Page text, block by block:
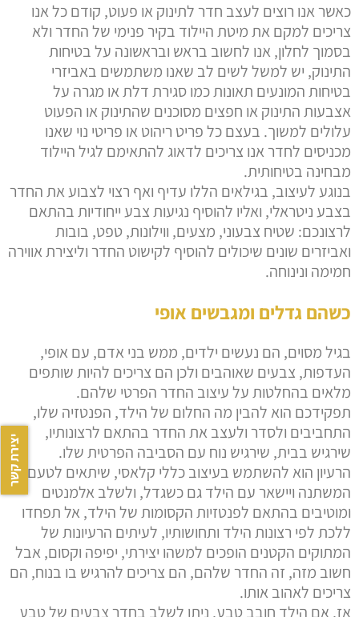
כאשר אנו רוצים לעצב חדר לתינוק או פעוט, קודם כל אנו
צריכים למקם את מיטת היילוד בקיר פנימי של החדר ולא
בסמוך לחלון, אנו לחשוב בראש ובראשונה על בטיחות
התינוק, יש למשל לשים לב שאנו משתמשים באביזרי
בטיחות המונעים תאונות כמו סגירת דלת או מגרה על
אצבעות התינוק או חפצים מסוכנים שהתינוק או הפעוט
עלולים למשוך. בעצם כל פריט ריהוט או פריטי נוי שאנו
מכניסים לחדר אנו צריכים לדאוג להתאימם לגיל היילוד
מבחינה בטיחותית.
בנוגע לעיצוב, בגילאים הללו עדיף ואף רצוי לצבוע את החדר
בצבע ניטראלי, ואליו להוסיף נגיעות צבע ייחודיות בהתאם
לרצונכם: שטיח צבעוני, מצעים, ווילונות, טפט, בובות
ואביזרים שונים שיכולים להוסיף לקישוט החדר וליצירת אווירה
חמימה ונינוחה.
כשהם גדלים ומגבשים אופי
בגיל מסוים, הם נעשים ילדים, ממש בני אדם, עם אופי,
העדפות, צבעים שאוהבים ולכן הם צריכים להיות שותפים
מלאים בהחלטות על עיצוב החדר הפרטי שלהם.
תפקידכם הוא להבין מה החלום של הילד, הפנטזיה שלו,
התחביבים ולסדר ולעצב את החדר בהתאם לרצונותיו,
שירגיש בבית, שירגיש נוח עם הסביבה הפרטית שלו.
הרעיון הוא להשתמש בעיצוב כללי קלאסי, שיתאים לטעם
המשתנה ויישאר עם הילד גם כשגדל, ולשלב אלמנטים
ומוטיבים בהתאם לפנטזיות הקסומות של הילד, אל תפחדו
ללכת לפי רצונות הילד ותחושותיו, לעיתים הרעיונות של
המתוקים הקטנים הופכים למשהו יצירתי, יפיפה וקסום, אבל
חשוב מזה, זה החדר שלהם, הם צריכים להרגיש בו בנוח, הם
צריכים לאהוב אותו.
אז, אם הילד חובב טבע, ניתן לשלב בחדר צבעים של טבע
יצירת קשר